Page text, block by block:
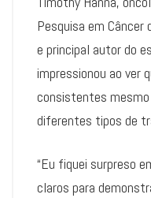
Pesquisa em Câncer
e principal autor do
impressionou ao ver
consistentes
diferentes tipos de
“Eu fiquei surpreso
claros para